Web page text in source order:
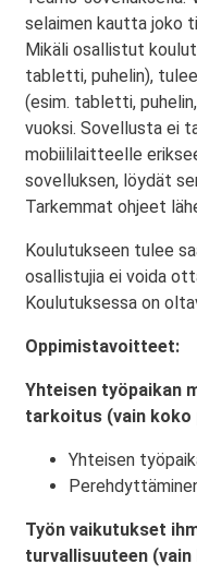
selaimen kautta joko
Mikäli osallistut
tabletti, puhelin),
(esim. tabletti,
vuoksi. Sovellusta ei
mobiililaitteelle
sovelluksen, löydät
Tarkemmat ohjeet
Koulutukseen tulee
osallistujia ei voida
Koulutuksessa on
Oppimistavoitteet:
Yhteisen työpaikan
tarkoitus (vain koko
Yhteisen
Työn vaikutukset
turvallisuuteen